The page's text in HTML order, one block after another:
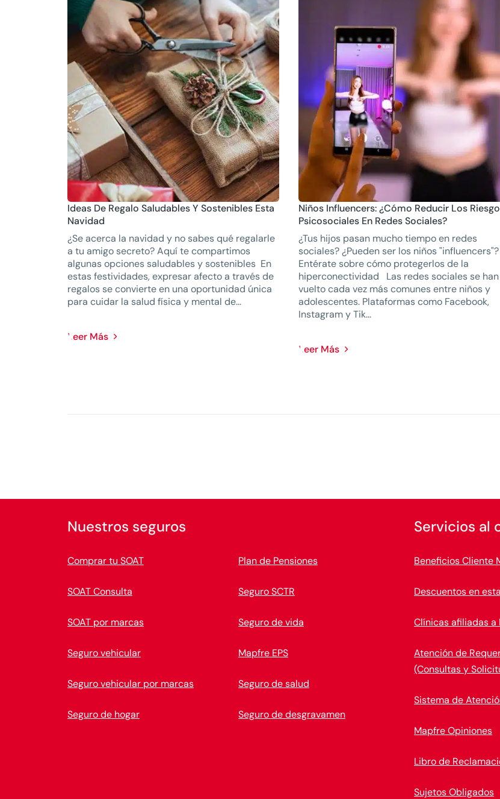
Ideas De Regalo Saludables Y Sostenibles Esta
Navidad
¿Se acerca la navidad y no sabes qué regalarle
a tu amigo secreto? Aquí te compartimos
algunas opciones saludables y sostenibles En
estas festividades, expresar afecto a través de
regalos se convierte en una oportunidad única
para cuidar la salud física y mental de...
Leer Más
Niños Influencers: ¿Cómo Reducir Los
Psicosociales En Redes Sociales?
¿Tus hijos pasan mucho tiempo en redes
sociales? ¿Pueden ser los niños "influencers"?
Entérate sobre cómo protegerlos de la
hiperconectividad Las redes sociales se han
vuelto cada vez más comunes entre niños y
adolescentes. Plataformas como Facebook,
Instagram y Tik...
Leer Más
Nuestros seguros
Comprar tu SOAT
SOAT Consulta
SOAT por marcas
Seguro vehicular
Seguro vehicular por marcas
Seguro de hogar
Plan de Pensiones
Seguro SCTR
Seguro de vida
Mapfre EPS
Seguro de salud
Seguro de desgravamen
Servicios al
Beneficios Cliente
Descuentos en
Clínicas afiliadas a
Atención de
(Consultas y
Sistema de
Mapfre Opiniones
Libro de
Sujetos Obligados